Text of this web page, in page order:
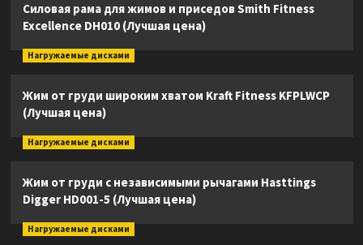
Силовая рама для жимов и приседов Smith Fitness
Excellence DH010 (Лучшая цена)
Нагружаемые дисками
Жим от груди широким хватом Kraft Fitness KFPLWCP
(Лучшая цена)
Нагружаемые дисками
Жим от груди с независимыми рычагами Hasttings
Digger HD001-5 (Лучшая цена)
Нагружаемые дисками